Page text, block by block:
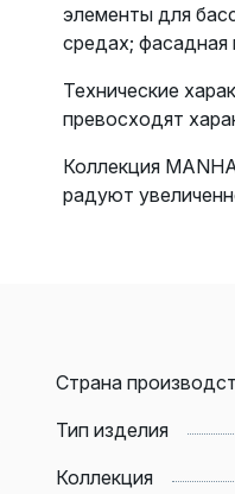
элементы для
средах; фасадная
Технические
превосходят
Коллекция
радуют
Страна
Тип изделия
Коллекция